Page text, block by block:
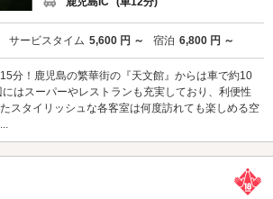
サービスタイム 5,600 円 ～ 宿泊 6,800 円 ～
分！鹿児島の繁華街の『天文館』からは車で約10
はスーパーやレストランも充実しており、利便性
スタイリッシュな各客室は何度訪れても楽しめる空